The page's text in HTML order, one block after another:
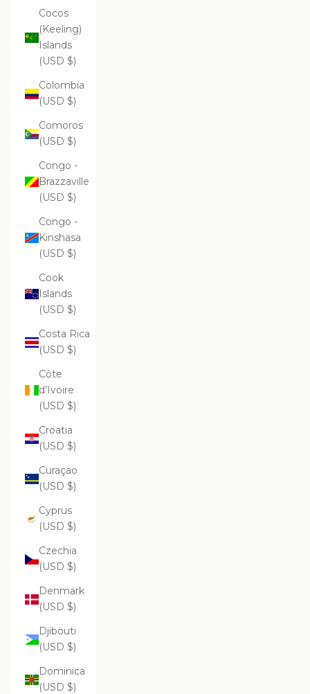
Cocos
(Keeling)
Islands
(USD $)
Colombia
(USD $)
Comoros
(USD $)
Congo -
Brazzaville
(USD $)
Congo -
Kinshasa
(USD $)
Cook
Islands
(USD $)
Costa Rica
(USD $)
Côte
d’Ivoire
(USD $)
Croatia
(USD $)
Curaçao
(USD $)
Cyprus
(USD $)
Czechia
(USD $)
Denmark
(USD $)
Djibouti
(USD $)
Dominica
(USD $)